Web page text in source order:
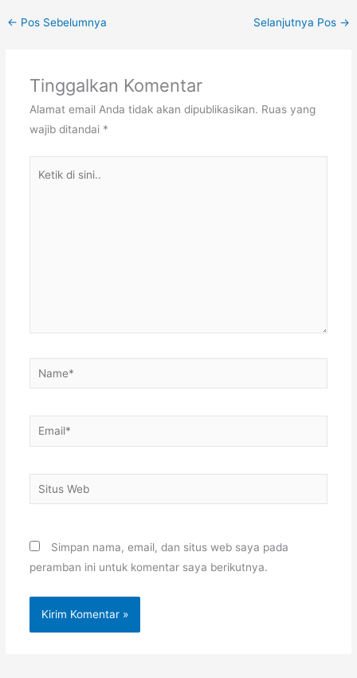
← Pos Sebelumnya Selanjutnya Pos →
Tinggalkan Komentar
Alamat email Anda tidak akan dipublikasikan. Ruas yang
wajib ditandai *
Name*
Email*
Situs
Web
Simpan nama, email, dan situs web saya pada
peramban ini untuk komentar saya berikutnya.